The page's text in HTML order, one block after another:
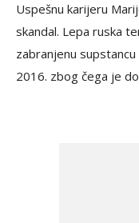
Uspešnu karijeru
skandal. Lepa ruska
zabranjenu
2016. zbog čega je